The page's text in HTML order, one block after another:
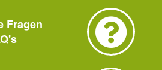
Fragen